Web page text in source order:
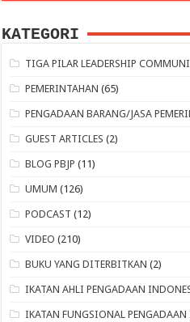
KATEGORI
TIGA PILAR LEADERSHIP
PEMERINTAHAN (65)
PENGADAAN BARANG/JASA
GUEST ARTICLES (2)
BLOG PBJP (11)
UMUM (126)
PODCAST (12)
VIDEO (210)
BUKU YANG DITERBITKAN (2)
IKATAN AHLI PENGADAAN
IKATAN FUNGSIONAL